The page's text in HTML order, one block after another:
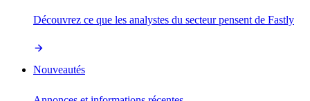
Découvrez ce que les analystes du secteur pensent de Fastly
Nouveautés